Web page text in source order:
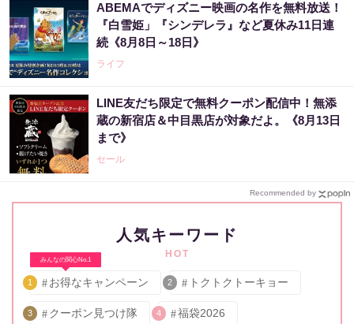
ABEMAでディズニー映画の名作を無料放送！
『白雪姫」『シンデレラ』など夏休み11日連
続《8月8日～18日》
ライフ
LINE友だち限定で無料クーポン配信中！無添
蔵の新宿店＆中目黒店が対象だよ。《8月13日
まで》
セール
Recommended by
人気キーワード
HOT
みんなの関心No.1
1 お得なキャンペーン 2 トクトクトーキョー
3 クーポン見つけ隊 4 福袋2026